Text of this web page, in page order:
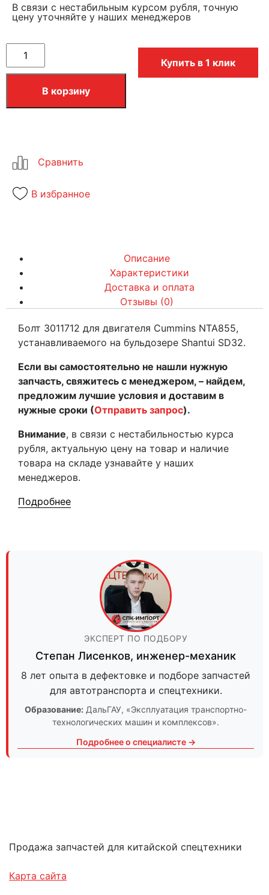
В связи с нестабильным курсом рубля, точную
цену уточняйте у наших менеджеров
В корзину
Купить в 1 клик
В избранное
Описание
Характеристики
Доставка и оплата
Отзывы (0)
Болт 3011712 для двигателя Cummins NTA855,
устанавливаемого на бульдозере Shantui SD32.
Если вы самостоятельно не нашли нужную
запчасть, свяжитесь с менеджером, – найдем,
предложим лучшие условия и доставим в
нужные сроки (Отправить запрос).
Внимание, в связи с нестабильностью курса
рубля, актуальную цену на товар и наличие
товара на складе узнавайте у наших
менеджеров.
Подробнее
ЭКСПЕРТ ПО ПОДБОРУ
Степан Лисенков, инженер-механик
8 лет опыта в дефектовке и подборе запчастей
для автотранспорта и спецтехники.
Образование: ДальГАУ, «Эксплуатация транспортно-
технологических машин и комплексов».
Подробнее о специалисте →
Продажа запчастей для китайской спецтехники
Карта сайта